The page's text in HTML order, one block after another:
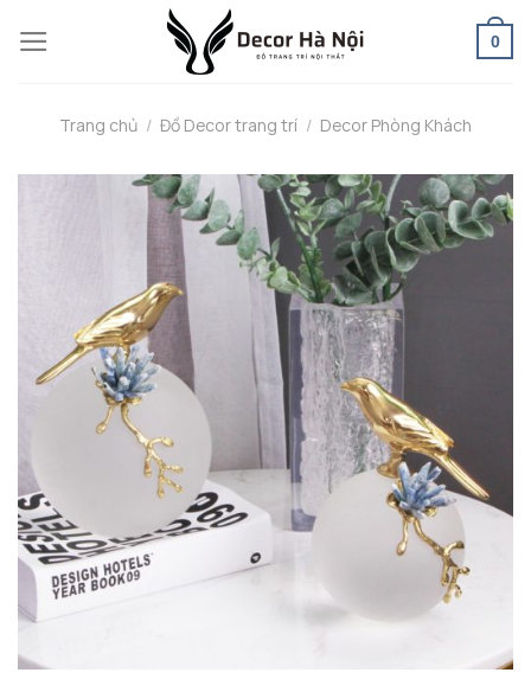
to
0
Trang chủ / Đồ Decor trang trí / Decor Phòng Khách